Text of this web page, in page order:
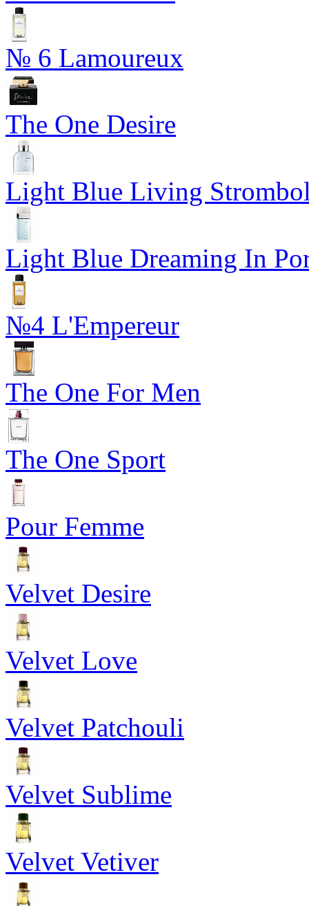
№ 6 Lamoureux
The One Desire
Light Blue Living
Light Blue Dreaming In
№4 L'Empereur
The One For Men
The One Sport
Pour Femme
Velvet Desire
Velvet Love
Velvet Patchouli
Velvet Sublime
Velvet Vetiver